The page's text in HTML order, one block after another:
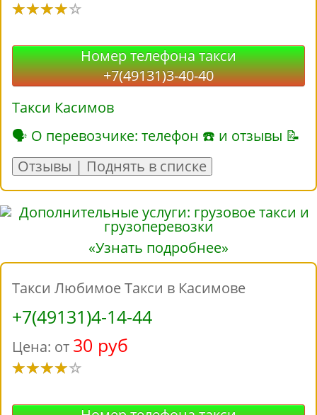
Номер телефона такси
+7(49131)3-40-40
Такси Касимов
🗣 О перевозчике: телефон ☎ и отзывы 📝
Отзывы | Поднять в списке
«Узнать подробнее»
Такси Любимое Такси в Касимове
+7(49131)4-14-44
Цена: от 30 руб